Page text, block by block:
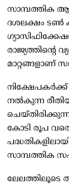
സാമ്പത്തിക
ദശലക്ഷം ടണ്‍
മാറ്റങ്ങളാണ്
നല്‍കുന്ന
കോടി രൂപ
സാമ്പത്തിക
ലേലത്തിലൂടെ